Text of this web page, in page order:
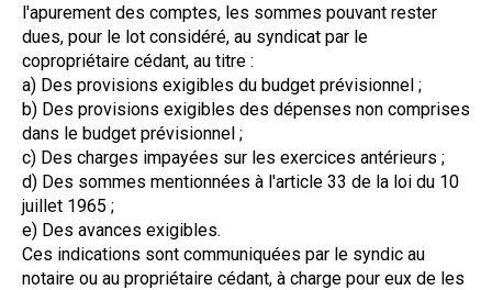
l'apurement des comptes, les sommes pouvant rester
dues, pour le lot considéré, au syndicat par le
copropriétaire cédant, au titre :
a) Des provisions exigibles du budget prévisionnel ;
b) Des provisions exigibles des dépenses non comprises
dans le budget prévisionnel ;
c) Des charges impayées sur les exercices antérieurs ;
d) Des sommes mentionnées à l'article 33 de la loi du 10
juillet 1965 ;
e) Des avances exigibles.
Ces indications sont communiquées par le syndic au
notaire ou au propriétaire cédant, à charge pour eux de les